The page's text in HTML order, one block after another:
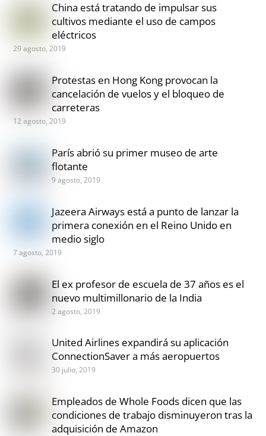
China está tratando de impulsar sus
cultivos mediante el uso de campos
eléctricos
29 agosto, 2019
Protestas en Hong Kong provocan la
cancelación de vuelos y el bloqueo de
carreteras
12 agosto, 2019
París abrió su primer museo de arte
flotante
9 agosto, 2019
Jazeera Airways está a punto de lanzar la
primera conexión en el Reino Unido en
medio siglo
7 agosto, 2019
El ex profesor de escuela de 37 años es el
nuevo multimillonario de la India
2 agosto, 2019
United Airlines expandirá su aplicación
ConnectionSaver a más aeropuertos
30 julio, 2019
Empleados de Whole Foods dicen que las
condiciones de trabajo disminuyeron tras la
adquisición de Amazon